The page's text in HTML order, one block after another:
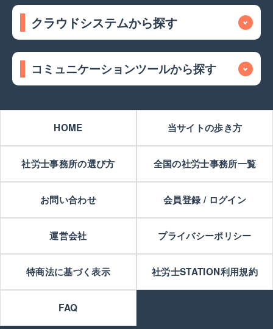
クラウドシステムから探す
コミュニケーションツールから探す
HOME 当サイトの歩き方
社労士事務所の選び方 全国の社労士事務所一覧
お問い合わせ 会員登録 / ログイン
運営会社 プライバシーポリシー
特商法に基づく表示 社労士STATION利用規約
FAQ